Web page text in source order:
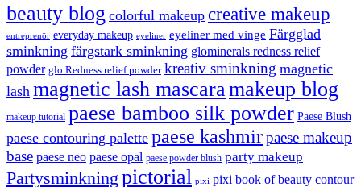
beauty blog colorful makeup creative makeup
entreprenör everyday makeup eyeliner eyeliner med vinge Färgglad
sminkning färgstark sminkning glominerals redness relief
powder glo Redness relief powder kreativ sminkning magnetic
lash magnetic lash mascaramakeup blog
makeup tutorial paese bamboo silk powder Paese Blush
paese contouring palette paese kashmirpaese makeup
base paese neo paese opal paese powder blush party makeup
Partysminkning pictorial pixi pixi book of beauty contour